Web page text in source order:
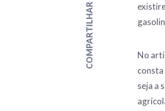
COMPARTILHAR No
seja a